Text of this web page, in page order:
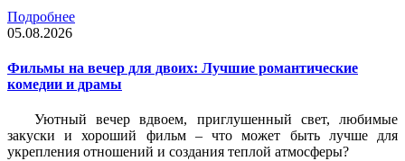
Подробнее
05.08.2026
Фильмы на вечер для двоих: Лучшие романтические
комедии и драмы
Уютный вечер вдвоем, приглушенный свет, любимые
закуски и хороший фильм – что может быть лучше для
укрепления отношений и создания теплой атмосферы?